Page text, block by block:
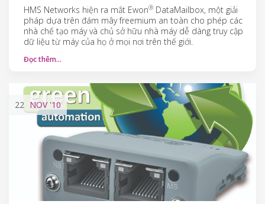
HMS Networks hiện ra mắt Ewon® DataMailbox, một giải
pháp dựa trên đám mây freemium an toàn cho phép các
nhà chế tạo máy và chủ sở hữu nhà máy dễ dàng truy cập
dữ liệu từ máy của họ ở mọi nơi trên thế giới.
Đọc thêm…
22 NOV'10